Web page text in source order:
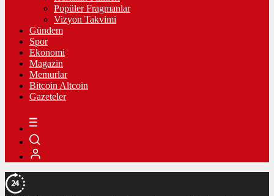
Popüler Fragmanlar
Vizyon Takvimi
Gündem
Spor
Ekonomi
Magazin
Memurlar
Bitcoin Altcoin
Gazeteler